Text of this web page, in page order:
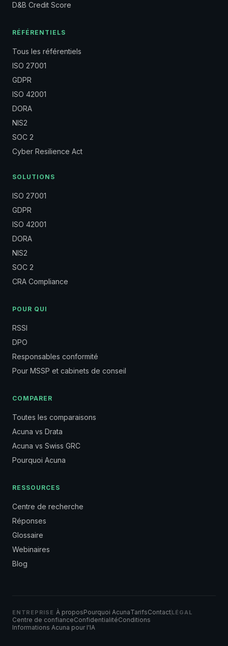
D&B Credit Score
RÉFÉRENTIELS
Tous les référentiels
ISO 27001
GDPR
ISO 42001
DORA
NIS2
SOC 2
Cyber Resilience Act
SOLUTIONS
ISO 27001
GDPR
ISO 42001
DORA
NIS2
SOC 2
CRA Compliance
POUR QUI
RSSI
DPO
Responsables conformité
Pour MSSP et cabinets de conseil
COMPARER
Toutes les comparaisons
Acuna vs Drata
Acuna vs Swiss GRC
Pourquoi Acuna
RESSOURCES
Centre de recherche
Réponses
Glossaire
Webinaires
Blog
ENTREPRISE À proposPourquoi AcunaTarifsContactLÉGAL
Centre de confianceConfidentialitéConditions
Informations Acuna pour l'IA